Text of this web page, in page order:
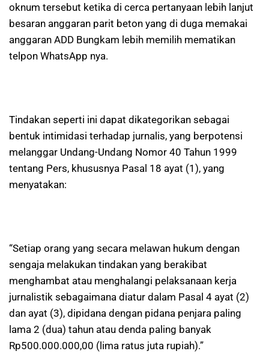
oknum tersebut ketika di cerca pertanyaan lebih lanjut
besaran anggaran parit beton yang di duga memakai
anggaran ADD Bungkam lebih memilih mematikan
telpon WhatsApp nya.
Tindakan seperti ini dapat dikategorikan sebagai
bentuk intimidasi terhadap jurnalis, yang berpotensi
melanggar Undang-Undang Nomor 40 Tahun 1999
tentang Pers, khususnya Pasal 18 ayat (1), yang
menyatakan:
“Setiap orang yang secara melawan hukum dengan
sengaja melakukan tindakan yang berakibat
menghambat atau menghalangi pelaksanaan kerja
jurnalistik sebagaimana diatur dalam Pasal 4 ayat (2)
dan ayat (3), dipidana dengan pidana penjara paling
lama 2 (dua) tahun atau denda paling banyak
Rp500.000.000,00 (lima ratus juta rupiah).”